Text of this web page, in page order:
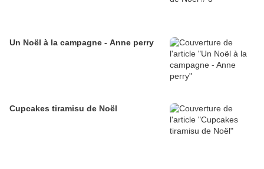
Un Noël à la campagne - Anne perry
Cupcakes tiramisu de Noël